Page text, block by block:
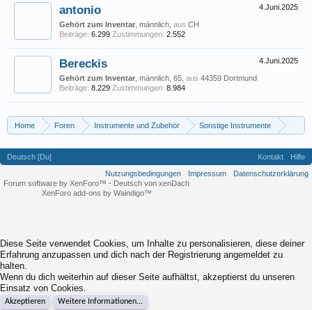
4.Juni.2025
antonio
Gehört zum Inventar , männlich, aus CH
Beiträge: 6.299 Zustimmungen: 2.552
4.Juni.2025
Bereckis
Gehört zum Inventar , männlich, 65, aus 44359 Dortmund
Beiträge: 8.229 Zustimmungen: 8.984
Home Foren Instrumente und Zubehör
Sonstige Instrumente
Deutsch [Du] Kontakt
Hilfe
Nutzungsbedingungen
Impressum
Datenschutzerklärung
Forum software by XenForo™ - Deutsch von xenDach
XenForo add-ons by Waindigo™
Diese Seite verwendet Cookies, um Inhalte zu personalisieren, diese deiner
Erfahrung anzupassen und dich nach der Registrierung angemeldet zu
halten.
Wenn du dich weiterhin auf dieser Seite aufhältst, akzeptierst du unseren
Einsatz von Cookies.
Akzeptieren Weitere Informationen...